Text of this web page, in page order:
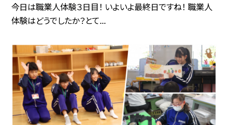
今日は職業人体験３日目！ いよいよ最終日ですね！ 職業人
体験はどうでしたか？とて...